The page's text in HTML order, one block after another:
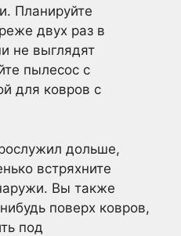
Планируйте
двух раз в
не выглядят
пылесос с
для ковров с
дольше,
встряхните
Вы также
поверх ковров,
под